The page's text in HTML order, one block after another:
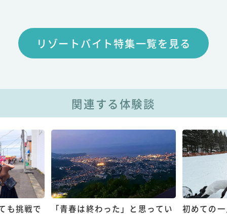
リゾートバイト特集一覧を見る
関連する体験談
も挑戦で
「青春は終わった」と思ってい
初めての